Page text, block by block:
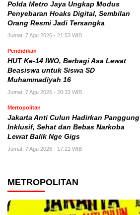
Polda Metro Jaya Ungkap Modus
Penyebaran Hoaks Digital, Sembilan
Orang Resmi Jadi Tersangka
Jumat, 7 Agu 2026 - 21:53 WIB
Pendidikan
HUT Ke-14 IWO, Berbagi Asa Lewat
Beasiswa untuk Siswa SD
Muhammadiyah 16
Jumat, 7 Agu 2026 - 20:33 WIB
Mertopolitan
Jakarta Anti Culun Hadirkan Panggung
Inklusif, Sehat dan Bebas Narkoba
Lewat Balik Nge Gigs
Jumat, 7 Agu 2026 - 17:21 WIB
METROPOLITAN